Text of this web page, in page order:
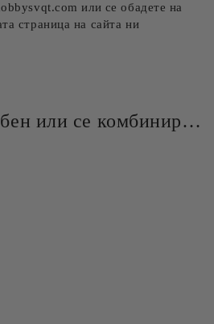
или се обадете на
страница на сайта ни
Продукта е подобен или се комбинира добре и със следните продукти :